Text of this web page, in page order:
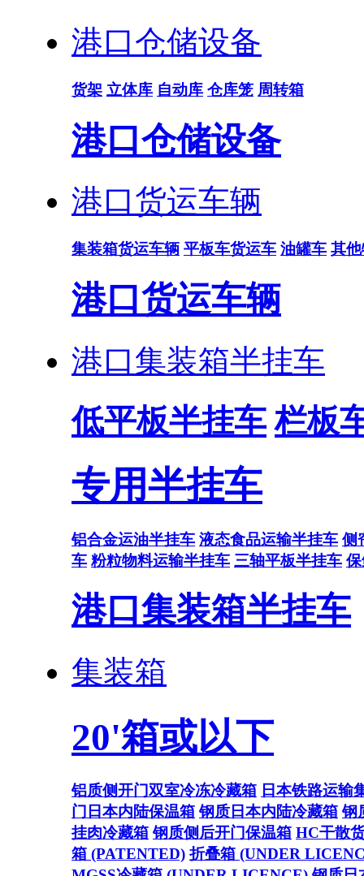
港口仓储设备
货架 立体库 自动库 仓库笼 周转箱
港口仓储设备
港口货运车辆
集装箱货运车辆 平板车货运车 油罐车 其
港口货运车辆
港口集装箱半挂车
低平板半挂车 栏板
专用半挂车
铝合金运油半挂车 液态食品运输半挂车 侧
车 粉粒物料运输半挂车 三轴平板半挂车
港口集装箱半挂车
集装箱
20'箱或以下
铝质侧开门双室冷冻冷藏箱 日本铁路运输
门日本内陆保温箱 钢质日本内陆冷藏箱 钢
挂肉冷藏箱 钢质侧后开门保温箱 HC干散
箱 (PATENTED) 折叠箱 (UNDER